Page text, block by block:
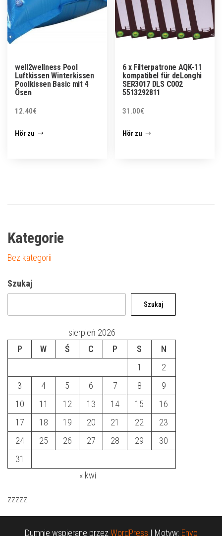
well2wellness Pool
Luftkissen Winterkissen
Poolkissen Basic mit 4
Ösen
12.40€
Hör zu
6 x Filterpatrone AQK-11
kompatibel für deLonghi
SER3017 DLS C002
5513292811
31.00€
Hör zu
Kategorie
Bez kategorii
Szukaj
Szukaj
sierpień 2026
P
W Ś C P S
N
1
2
3
4 5 6 7 8
9
10
11 12 13 14 15
16
17
18 19 20 21 22
23
24
25 26 27 28 29
30
31
« kwi
zzzzz
Dumnie wspierane przez WordPress | Motyw: Envo